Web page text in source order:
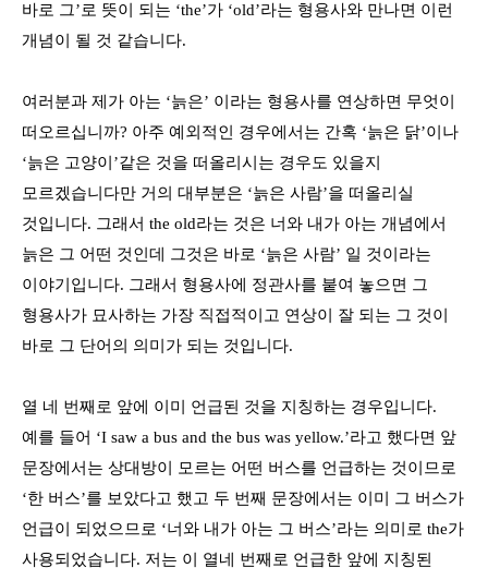
바로 그’로 뜻이 되는 ‘the’가 ‘old’라는 형용사와 만나면 이런
개념이 될 것 같습니다.
여러분과 제가 아는 ‘늙은’ 이라는 형용사를 연상하면 무엇이
떠오르십니까? 아주 예외적인 경우에서는 간혹 ‘늙은 닭’이나
‘늙은 고양이 ’같은 것을 떠올리시는 경우도 있을지
모르겠습니다만 거의 대부분은 ‘늙은 사람’을 떠올리실
것입니다. 그래서 the old라는 것은 너와 내가 아는 개념에서
늙은 그 어떤 것인데 그것은 바로 ‘늙은 사람’ 일 것이라는
이야기입니다. 그래서 형용사에 정관사를 붙여 놓으면 그
형용사가 묘사하는 가장 직접적이고 연상이 잘 되는 그 것이
바로 그 단어의 의미가 되는 것입니다.
열 네 번째로 앞에 이미 언급된 것을 지칭하는 경우입니다.
예를 들어 ‘I saw a bus and the bus was yellow.’라고 했다면 앞
문장에서는 상대방이 모르는 어떤 버스를 언급하는 것이므로
‘한 버스’를 보았다고 했고 두 번째 문장에서는 이미 그 버스가
언급이 되었으므로 ‘너와 내가 아는 그 버스’라는 의미로 the가
사용되었습니다. 저는 이 열네 번째로 언급한 앞에 지칭된